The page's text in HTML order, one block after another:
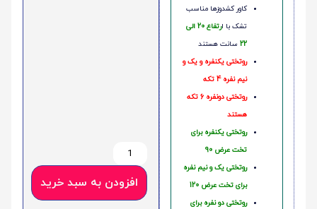
کاور کشدوزها مناسب
تشک با ا
رتفاع 20 الی
22 سانت هستند
روتختی یکنفره و یک و
نیم نفره 4 تکه
روتختی دونفره 6 تکه
هستند
روتختی یکنفره برای
تخت عرض 90
روتختی یک و نیم نفره
برای تخت عرض 120
روتختی دو نفره برای
افزودن به سبد خرید